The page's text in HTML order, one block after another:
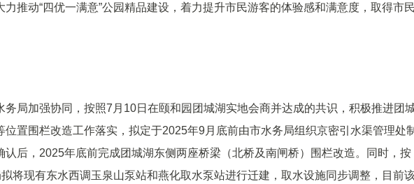
推动“四优一满意”公园精品建设，着力提升市民游客的体验感和满意度，取得市
局加强协同，按照7月10日在颐和园团城湖实地会商并达成的共识，积极推进团
位置围栏改造工作落实，拟定于2025年9月底前由市水务局组织京密引水渠管理处
认后，2025年底前完成团城湖东侧两座桥梁（北桥及南闸桥）围栏改造。同时，按
将现有东水西调玉泉山泵站和燕化取水泵站进行迁建，取水设施同步调整，目前